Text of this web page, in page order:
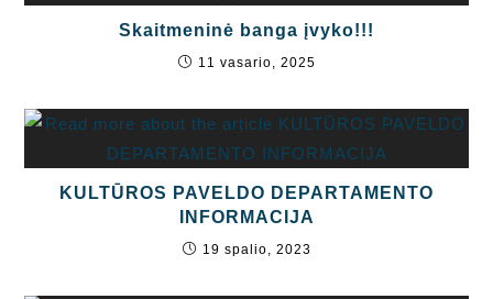
Skaitmeninė banga įvyko!!!
11 vasario, 2025
KULTŪROS PAVELDO DEPARTAMENTO
INFORMACIJA
19 spalio, 2023